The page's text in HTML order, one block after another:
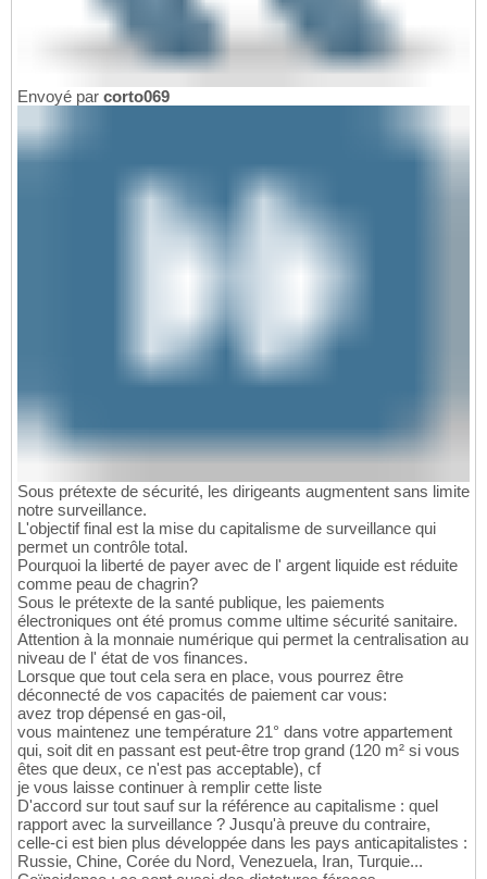
Envoyé par corto069
Sous prétexte de sécurité, les dirigeants augmentent sans limite
notre surveillance.
L'objectif final est la mise du capitalisme de surveillance qui
permet un contrôle total.
Pourquoi la liberté de payer avec de l' argent liquide est réduite
comme peau de chagrin?
Sous le prétexte de la santé publique, les paiements
électroniques ont été promus comme ultime sécurité sanitaire.
Attention à la monnaie numérique qui permet la centralisation au
niveau de l' état de vos finances.
Lorsque que tout cela sera en place, vous pourrez être
déconnecté de vos capacités de paiement car vous:
avez trop dépensé en gas-oil,
vous maintenez une température 21° dans votre appartement
qui, soit dit en passant est peut-être trop grand (120 m² si vous
êtes que deux, ce n'est pas acceptable), cf
je vous laisse continuer à remplir cette liste
D'accord sur tout sauf sur la référence au capitalisme : quel
rapport avec la surveillance ? Jusqu'à preuve du contraire,
celle-ci est bien plus développée dans les pays anticapitalistes :
Russie, Chine, Corée du Nord, Venezuela, Iran, Turquie...